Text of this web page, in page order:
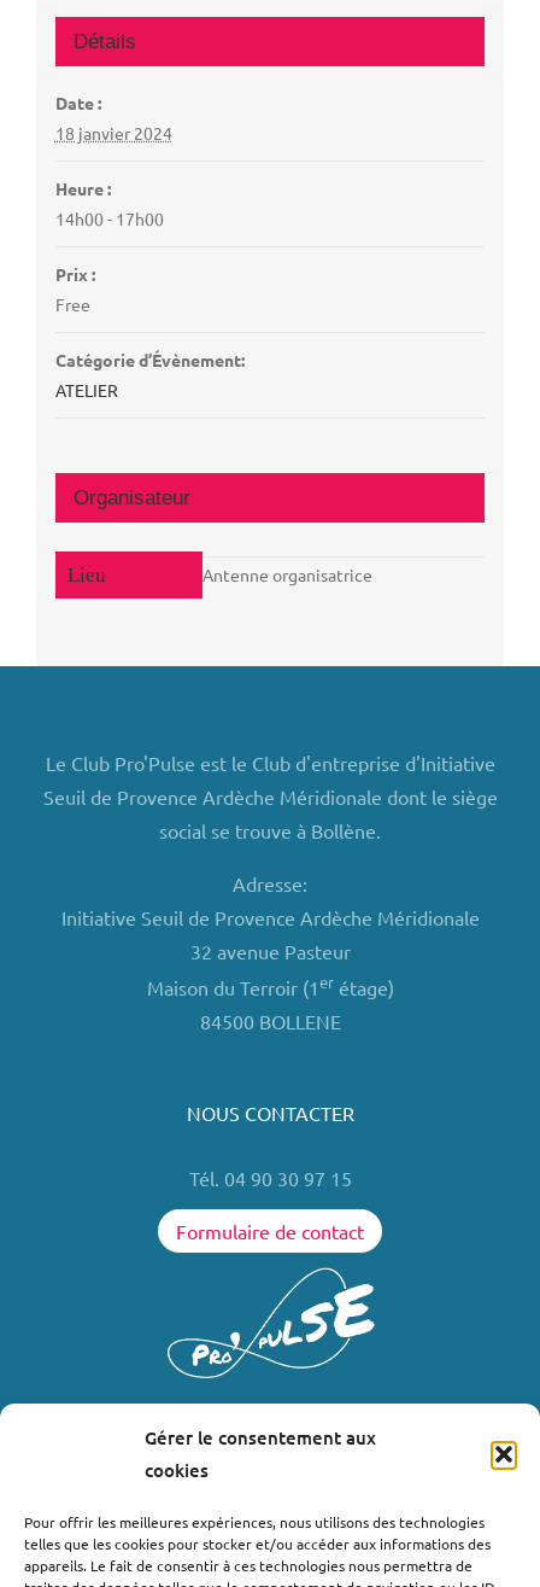
Gérer le consentement aux
cookies
Pour offrir les meilleures expériences, nous utilisons des technologies
telles que les cookies pour stocker et/ou accéder aux informations des
appareils. Le fait de consentir à ces technologies nous permettra de
Détails
Date :
18 janvier 2024
Heure :
14h00 - 17h00
Prix :
Free
Catégorie d’Évènement:
ATELIER
Antenne organisatrice
Organisateur
Le Club Pro'Pulse est le Club d'entreprise d'Initiative
Seuil de Provence Ardèche Méridionale dont le siège
social se trouve à Bollène.
Adresse:
Initiative Seuil de Provence Ardèche Méridionale
32 avenue Pasteur
Maison du Terroir (1erétage)
84500 BOLLENE
NOUS CONTACTER
Tél. 04 90 30 97 15
Formulaire de contact
Où nous trouver ?
Bollène